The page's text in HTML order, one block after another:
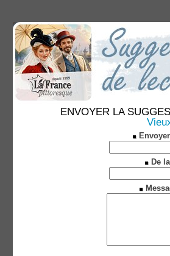
ENVOYER LA
De